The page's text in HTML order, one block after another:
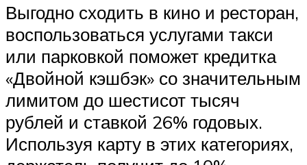
Выгодно сходить в кино и ресторан,
воспользоваться услугами такси
или парковкой поможет кредитка
«Двойной кэшбэк» со значительным
лимитом до шестисот тысяч
рублей и ставкой 26% годовых.
Используя карту в этих категориях,